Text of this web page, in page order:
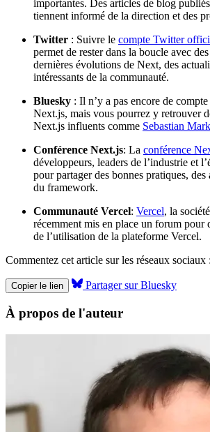
importantes. Des articles de blog
tiennent informé de la direction et des
Twitter : Suivre le compte Twitter
permet de rester dans la boucle avec
dernières évolutions de Next, des
intéressants de la communauté.
Bluesky : Il n’y a pas encore de
Next.js, mais vous pourrez y retrouver
Next.js influents comme Sebastian
Conférence Next.js: La conférence
développeurs, leaders de l’industrie et
pour partager des bonnes pratiques, des
du framework.
Communauté Vercel: Vercel, la
récemment mis en place un forum pour
de l’utilisation de la plateforme Vercel.
Commentez cet article sur les réseaux sociaux :
Copier le lien Partager sur Bluesky
À propos de l'auteur